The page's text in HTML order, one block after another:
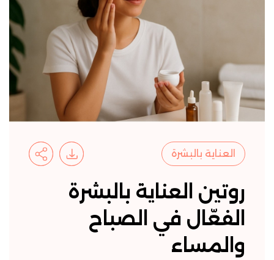
العناية بالبشرة
روتين العناية بالبشرة
الفعّال في الصباح
والمساء